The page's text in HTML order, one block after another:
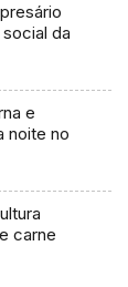
da
e
noite no
carne